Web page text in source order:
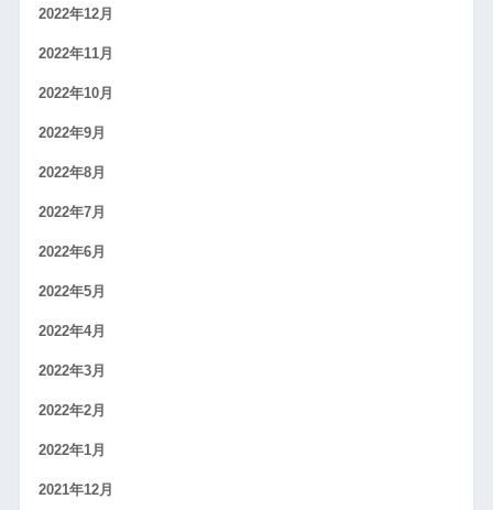
2022年12月
2022年11月
2022年10月
2022年9月
2022年8月
2022年7月
2022年6月
2022年5月
2022年4月
2022年3月
2022年2月
2022年1月
2021年12月